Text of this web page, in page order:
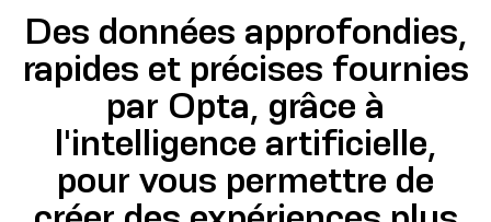
Des données approfondies,
rapides et précises fournies
par Opta, grâce à
l'intelligence artificielle,
pour vous permettre de